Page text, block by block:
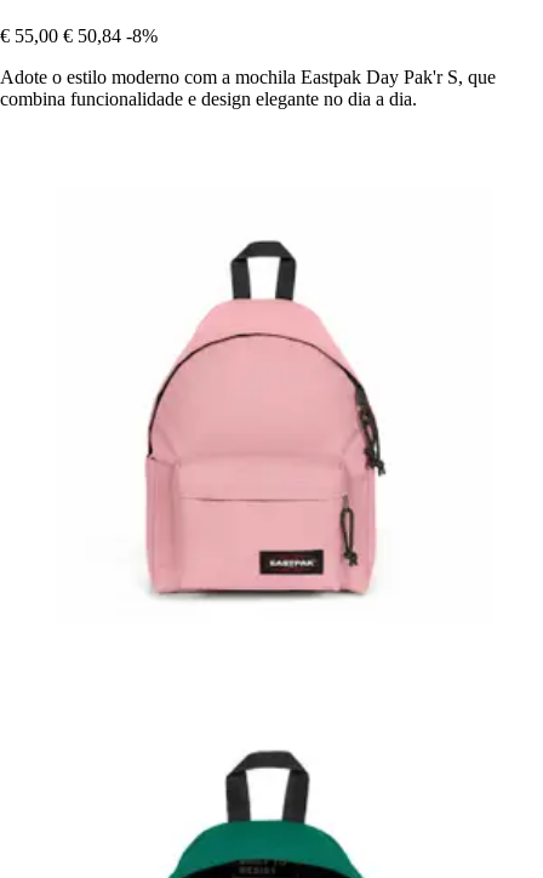
€ 55,00 € 50,84 -8%
Adote o estilo moderno com a mochila Eastpak Day Pak'r S, que
combina funcionalidade e design elegante no dia a dia.